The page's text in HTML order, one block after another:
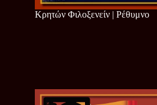
Κρητών Φιλοξενείν | Ρέθυμνο